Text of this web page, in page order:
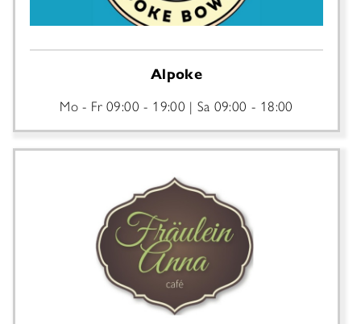
Alpoke
Mo - Fr 09:00 - 19:00 Sa 09:00 - 18:00